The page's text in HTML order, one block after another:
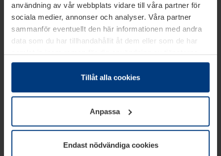
användning av vår webbplats vidare till våra partner för
sociala medier, annonser och analyser. Våra partner
sammanför eventuellt den här informationen med andra
data som du har tillhandahållit åt dem eller som de har
samlat in inom ramen för din användning av tjänsterna.
Juridiskt kan vi lagra kakor på din enhet, om de är
absolut nödvändiga för driften av den här webbplatsen.
godkännande kan du när som helst ändra eller återkalla i
informationen om kakor underDataskyddsförklaring
vår webbplats.
Tillåt alla cookies
Anpassa
Endast nödvändiga cookies